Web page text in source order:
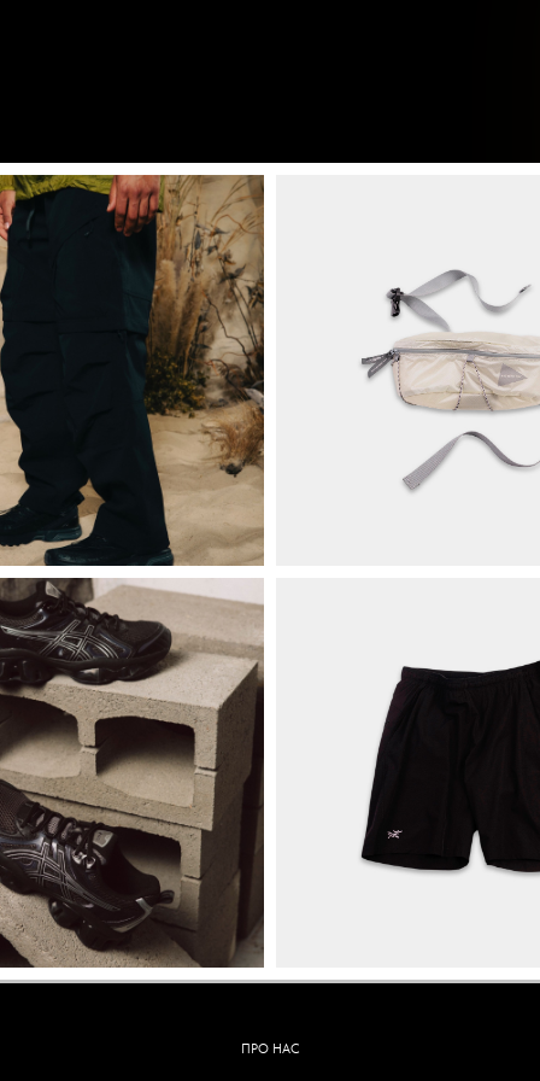
ПРО НАС
БРЕНДИ
КОНТАКТИ
ОБМІН ТА ПОВЕРНЕННЯ
ОПЛАТА ТА ДОСТАВКА
ПОЛІТИКА КОНФІДЕНЦІЙНОСТІ